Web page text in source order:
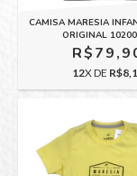
CAMISA MARESIA
ORIGINAL
12X DE